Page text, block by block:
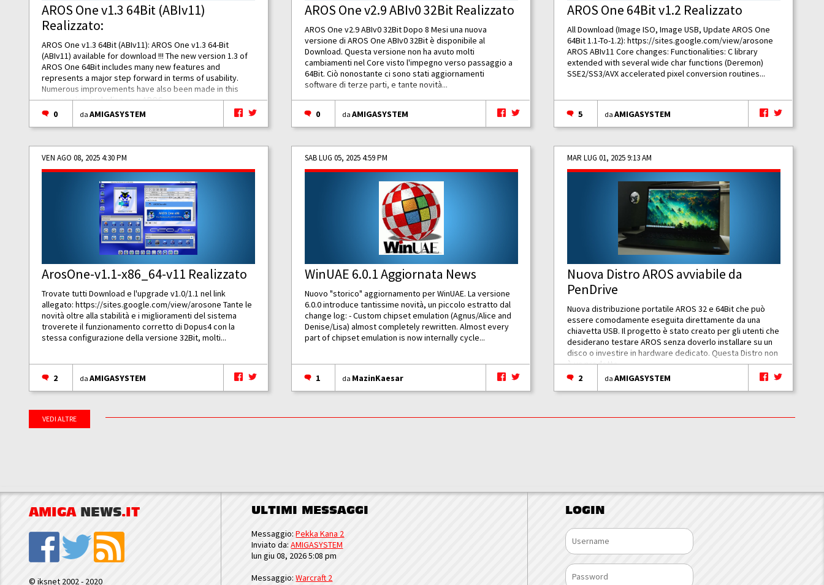
AROS One v1.3 64Bit (ABIv11)
Realizzato:
AROS One v1.3 64Bit (ABIv11): AROS One v1.3 64-Bit
(ABIv11) available for download !!! The new version 1.3 of
AROS One 64Bit includes many new features and
represents a major step forward in terms of usability.
Numerous improvements have also been made in this
new version, including new AROS...
0
daAMIGASYSTEM
AROS One v2.9 ABIv0 32Bit Realizzato
AROS One v2.9 ABIv0 32Bit Dopo 8 Mesi una nuova
versione di AROS One ABIv0 32Bit è disponibile al
Download. Questa versione non ha avuto molti
cambiamenti nel Core visto l'impegno verso passaggio a
64Bit. Ciò nonostante ci sono stati aggiornamenti
software di terze parti, e tante novità...
0 daAMIGASYSTEM
AROS One 64Bit v1.2 Realizzato
All Download (Image ISO, Image USB, Update AROS One
64Bit 1.1-To-1.2): https://sites.google.com/view/arosone
AROS ABIv11 Core changes: Functionalities: C library
extended with several wide char functions (Deremon)
SSE2/SS3/AVX accelerated pixel conversion routines...
5 daAMIGASYSTEM
VEN AGO 08, 2025 4:30 PM
ArosOne-v1.1-x86_64-v11 Realizzato
Trovate tutti Download e l'upgrade v1.0/1.1 nel link
allegato:https://sites.google.com/view/arosone Tante le
novità oltre alla stabilità e i miglioramenti del sistema
troverete il funzionamento corretto di Dopus4 con la
stessa configurazione della versione 32Bit, molti...
2 daAMIGASYSTEM
SAB LUG 05, 2025 4:59 PM
WinUAE 6.0.1 Aggiornata News
Nuovo "storico" aggiornamento per WinUAE. La versione
6.0.0 introduce tantissime novità, un piccolo estratto dal
change log: - Custom chipset emulation (Agnus/Alice and
Denise/Lisa) almost completely rewritten. Almost every
part of chipset emulation is now internally cycle...
1 da MazinKaesar
MAR LUG 01, 2025 9:13 AM
Nuova Distro AROS avviabile da
PenDrive
Nuova distribuzione portatile AROS 32 e 64Bit che può
essere comodamente eseguita direttamente da una
chiavetta USB. Il progetto è stato creato per gli utenti che
desiderano testare AROS senza doverlo installare su un
disco o investire in hardware dedicato. Questa Distro non
è un prodotto...
2
daAMIGASYSTEM
VEDI ALTRE
AMIGA NEWS.IT
© iksnet 2002 - 2020
ULTIMI MESSAGGI
Messaggio:Pekka Kana 2
Inviato da:AMIGASYSTEM
lun giu 08, 2026 5:08 pm
Messaggio:Warcraft 2
LOGIN